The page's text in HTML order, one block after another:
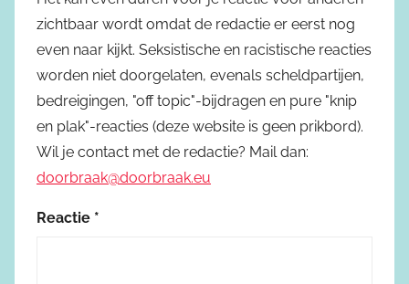
zichtbaar wordt omdat de redactie er eerst nog
even naar kijkt. Seksistische en racistische reacties
worden niet doorgelaten, evenals scheldpartijen,
bedreigingen, "off topic"-bijdragen en pure "knip
en plak"-reacties (deze website is geen prikbord).
Wil je contact met de redactie? Mail dan:
doorbraak@doorbraak.eu
Reactie *